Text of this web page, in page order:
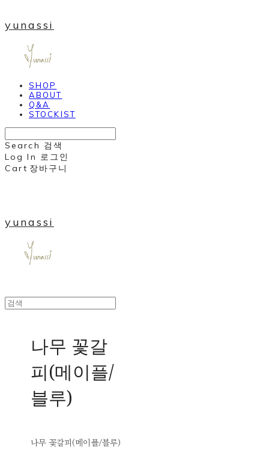
yunassi
SHOP
ABOUT
Q&A
STOCKIST
Search 검색
Log In 로그인
Cart 장바구니
yunassi
나무 꽃갈
피(메이플/
블루)
나무 꽃갈피(메이플/블루)